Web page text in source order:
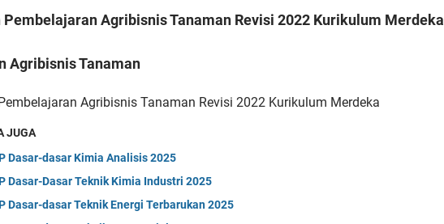
Pembelajaran Agribisnis Tanaman Revisi 2022 Kurikulum Merdeka
Agribisnis Tanaman
Agribisnis Tanaman Revisi 2022 Kurikulum Merdeka
JUGA
Dasar-dasar Kimia Analisis 2025
Dasar-Dasar Teknik Kimia Industri 2025
Dasar-dasar Teknik Energi Terbarukan 2025